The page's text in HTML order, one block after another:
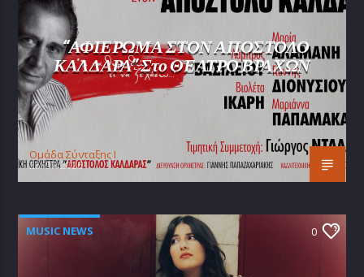
“ΑΦΙΕΡΩΜΑ ΣΤΟΝ ΑΠΟΣΤΟΛΟ
ΚΑΛΔΑΡΑ” Στο ΘΕΑΤΡΟ ΒΡΑΧΩΝ
Oμάδα Σύνταξης Ι
25/07/2026
MUSIC NEWS 0